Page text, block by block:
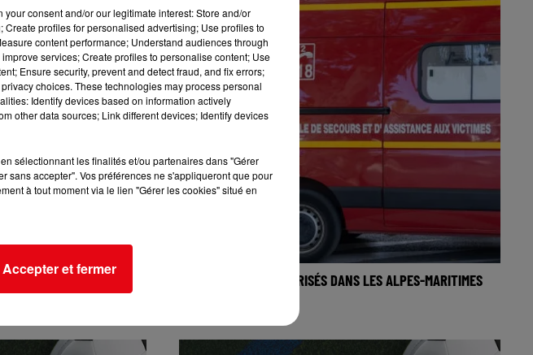
FILET CONTRE UNE
DEUX INCENDIES MAÎTRISÉS DANS LES ALPES-MARITIMES
consent and/or our legitimate interest: Store and/or
profiles for personalised advertising; Use profiles to
content performance; Understand audiences through
services; Create profiles to personalise content; Use
Ensure security, prevent and detect fraud, and fix errors;
choices. These technologies may process personal
Identify devices based on information actively
other data sources; Link different devices; Identify devices
sélectionnant les finalités et/ou partenaires dans "Gérer
sans accepter". Vos préférences ne s'appliqueront que pour
à tout moment via le lien "Gérer les cookies" situé en
Accepter et fermer